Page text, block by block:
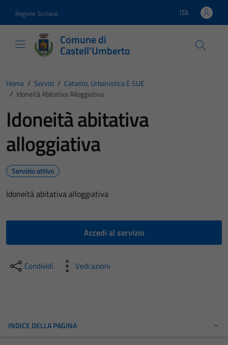
Regione Siciliana Lingua attiva:
ITA
Comune di
Castell'Umberto
Home / Servizi / Catasto, Urbanistica E SUE
/ Idoneità Abitativa Alloggiativa
Idoneità abitativa
alloggiativa
Servizio attivo
Idoneità abitativa alloggiativa
Accedi al servizio
Condividi Vedi azioni
INDICE DELLA PAGINA